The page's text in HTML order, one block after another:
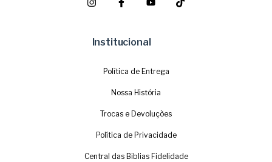
Institucional
Política de Entrega
Nossa História
Trocas e Devoluções
Política de Privacidade
Central das Biblias Fidelidade